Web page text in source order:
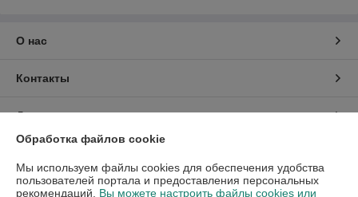
О нас
Контакты
Доставка и оплата
Полная версия сайта
Обработка файлов cookie
Мы используем файлы cookies для обеспечения удобства
пользователей портала и предоставления персональных
рекомендаций. Вы можете настроить файлы cookies или